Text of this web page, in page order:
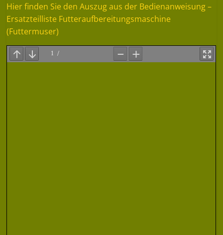
Hier finden Sie den Auszug aus der Bedienanweisung –
Ersatzteilliste Futteraufbereitungsmaschine
(Futtermuser)